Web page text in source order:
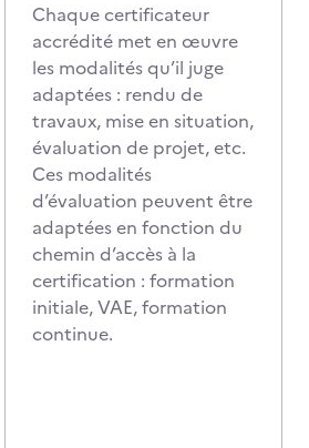
Chaque certificateur
accrédité met en œuvre
les modalités qu’il juge
adaptées : rendu de
travaux, mise en situation,
évaluation de projet, etc.
Ces modalités
d’évaluation peuvent être
adaptées en fonction du
chemin d’accès à la
certification : formation
initiale, VAE, formation
continue.